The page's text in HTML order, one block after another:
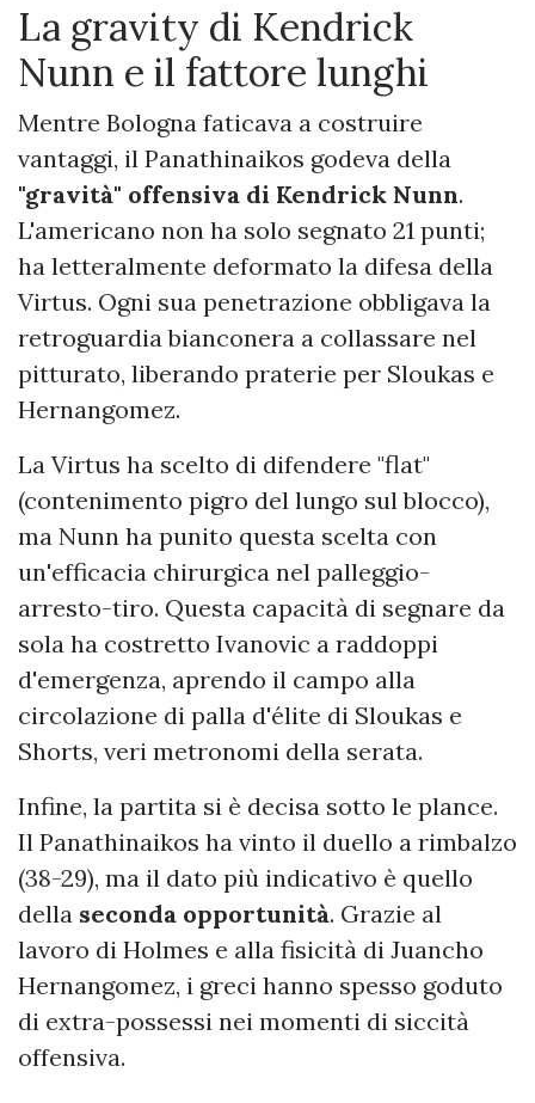
La gravity di Kendrick
Nunn e il fattore lunghi
Mentre Bologna faticava a costruire
vantaggi, il Panathinaikos godeva della
"gravità" offensiva di Kendrick Nunn.
L'americano non ha solo segnato 21 punti;
ha letteralmente deformato la difesa della
Virtus. Ogni sua penetrazione obbligava la
retroguardia bianconera a collassare nel
pitturato, liberando praterie per Sloukas e
Hernangomez.
La Virtus ha scelto di difendere "flat"
(contenimento pigro del lungo sul blocco),
ma Nunn ha punito questa scelta con
un'efficacia chirurgica nel palleggio-
arresto-tiro. Questa capacità di segnare da
sola ha costretto Ivanovic a raddoppi
d'emergenza, aprendo il campo alla
circolazione di palla d'élite di Sloukas e
Shorts, veri metronomi della serata.
Infine, la partita si è decisa sotto le plance.
Il Panathinaikos ha vinto il duello a rimbalzo
(38-29), ma il dato più indicativo è quello
della seconda opportunità. Grazie al
lavoro di Holmes e alla fisicità di Juancho
Hernangomez, i greci hanno spesso goduto
di extra-possessi nei momenti di siccità
offensiva.